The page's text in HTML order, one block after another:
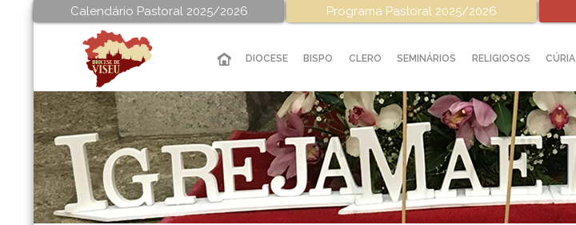
Calendário Pastoral 2025/2026 Programa Pastoral 2025/2026
DIOCESE BISPO CLERO SEMINÁRIOS RELIGIOSOS CÚRIA
Secretariado das Vocações